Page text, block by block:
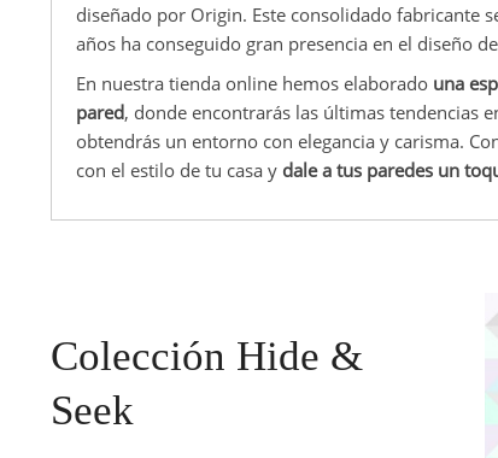
diseñado por Origin. Este consolidado fabricante
años ha conseguido gran presencia en el diseño
En nuestra tienda online hemos elaborado una
pared, donde encontrarás las últimas tendencias
obtendrás un entorno con elegancia y carisma.
con el estilo de tu casa y dale a tus paredes un
Colección Hide &
Seek